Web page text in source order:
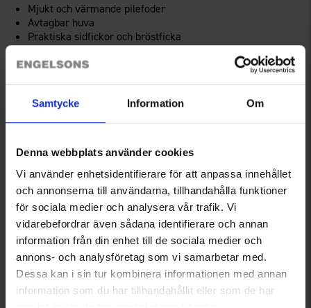
Samtycke Information Om
Denna webbplats använder cookies
Vi använder enhetsidentifierare för att anpassa innehållet
och annonserna till användarna, tillhandahålla funktioner
för sociala medier och analysera vår trafik. Vi
vidarebefordrar även sådana identifierare och annan
information från din enhet till de sociala medier och
annons- och analysföretag som vi samarbetar med.
Dessa kan i sin tur kombinera informationen med annan
information som du har tillhandahållit eller som de har
Mjukt och värmande pilefoder
Avtagbar huva
Praktiska sidfickor och bröstficka
Teknisk specifikation
Storleksguide
Recensioner
Du kanske också behöver